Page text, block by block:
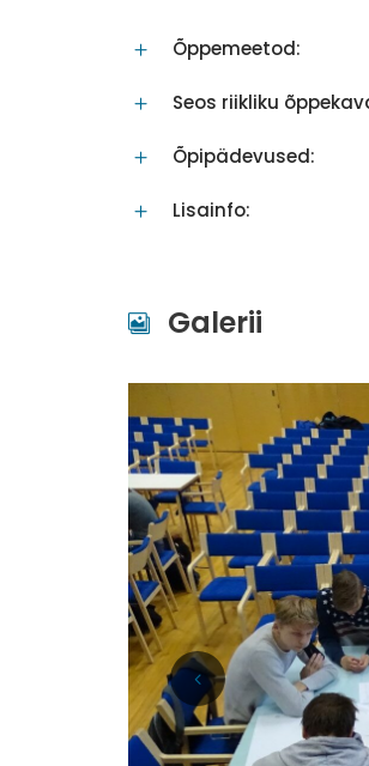
Õppemeetod:
Seos riikliku
Õpipädevused:
Lisainfo:
Galerii